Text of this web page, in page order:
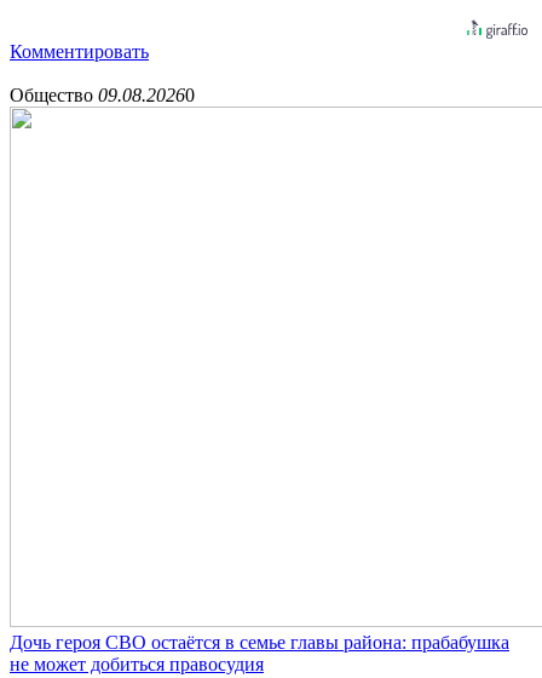
Комментировать
Общество 09.08.20260
Дочь героя СВО остаётся в семье главы района: прабабушка
не может добиться правосудия